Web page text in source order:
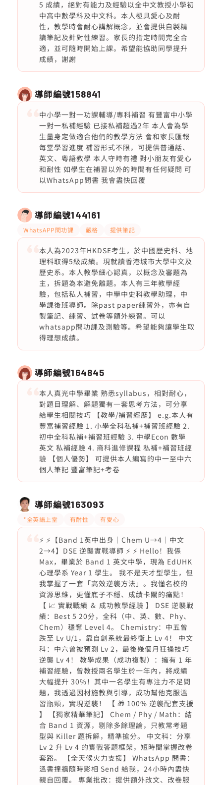
5 成績，絕對有能力及經驗以全中文教授小學初
中高中數學科及中文科。本人極具愛心及耐
性，教學時會耐心講解概念，並會提供自製精
讀筆記及針對性練習。家長的指定時間完全合
適，並可隨時開始上課。希望能協助同學提升
成績，謝謝
導師編號158841
中小學一對一功課輔導/專科補習 有豐富中小學
一對一私補經驗 已接私補超過2年 本人會為學
生量身定做適合他們的教學方法 會和家長匯報
每堂學習進度 補習形式不限，可提供普通話、
英文、粵語教學 本人守時有禮 對小朋友有愛心
和耐性 如學生在補習以外的時間有任何疑問 可
以WhatsApp問書 我會盡快回覆
導師編號144161
WhatsAPP問功課 嚴格 提供筆記
本人為2023年HKDSE考生，於中國歷史科、地
理科取得5級成績。現就讀香港城市大學中文及
歷史系。本人教學細心認真，以概念及審題為
主，拆題為本避免離題。本人有三年教學經
驗，包括私人補習，中學中史科教學助理，中
學課後班導師。除past paper練習外，亦有自
製筆記、練習、試卷等額外練習。可以
whatsapp問功課及測驗等。希望能夠讓學生取
得理想成績。
導師編號164845
本人真光中學畢業 熟悉syllabus，相對耐心，
對題目理解、解題獨有一套思考方法，可分享
給學生相關技巧 【教學/補習經歷】 e.g.本人有
豐富補習經驗 1. 小學全科私補+補習班經驗 2.
初中全科私補+補習班經驗 3. 中學Econ 數學
英文 私補經驗 4. 商科進修課程 私補+補習班經
驗 【個人優勢】 可提供本人編寫的中一至中六
個人筆記 豐富筆記+考卷
導師編號163093
*全英語上堂 有耐性 有愛心
⚡ ⚡【Band 1英中出身｜Chem U→4｜中文
2→4】DSE 逆襲實戰導師 ⚡ ⚡ Hello！我係
Max，畢業於 Band 1 英文中學，現為 EdUHK
心理學系 Year 1 學生。 我不是天才型學生，但
我掌握了一套「高效逆襲方法」。我懂名校的
資源思維，更懂底子不穩、成績卡關的痛點！
【 📈 實戰戰績 ＆ 成功教學經驗 】 DSE 逆襲戰
績：Best 5 20分，全科（中、英、數、Phy、
Chem）穩奪 Level 4。 Chemistry：中五曾
跌至 Lv U/1，靠自創系統最終衝上 Lv 4！ 中文
科：中六曾被預測 Lv 2，最後幾個月狂操技巧
逆襲 Lv 4！ 教學成果（成功複製）：擁有 1 年
補習經驗，曾教授兩名學生於一年內，將成績
大幅提升 30%！其中一名學生有專注力不足問
題，我透過因材施教與引導，成功幫他克服溫
習瓶頸，實現逆襲！ 【 🎁 100% 逆襲配套支援
】 【獨家精華筆記】 Chem / Phy / Math：結
合 Band 1 資源，剔除多餘理論，只教常考題
型與 Killer 題拆解，精準搶分。 中文科：分享
Lv 2 升 Lv 4 的實戰答題框架，短時間掌握改卷
套路。 【全天候火力支援】 WhatsApp 問書：
溫書撞牆隨時影相 Send 給我，24小時內盡快
親自回覆。 專業批改：提供額外改文、改卷服